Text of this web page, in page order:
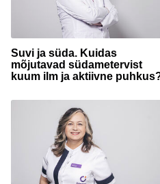
Suvi ja süda. Kuidas
mõjutavad südametervist
kuum ilm ja aktiivne